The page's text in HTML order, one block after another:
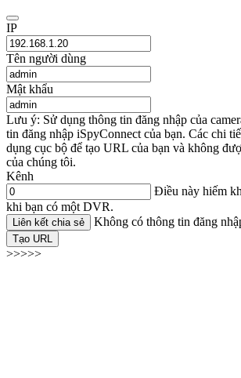
IP
Tên người dùng
Mật khẩu
Lưu ý: Sử dụng thông tin đăng nhập của
tin đăng nhập iSpyConnect của bạn. Các chi
dụng cục bộ để tạo URL của bạn và không
của chúng tôi.
Kênh
Điều này hiếm
khi bạn có một DVR.
Liên kết chia sẻ Không có thông tin đăng
Tạo URL
>>>>>